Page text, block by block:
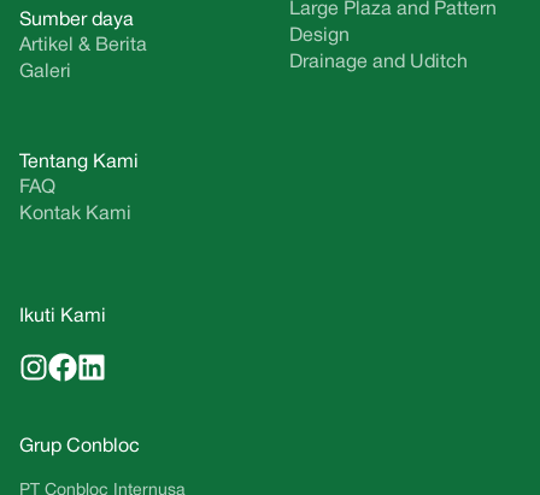
Tentang Kami
FAQ
Kontak Kami
Large Plaza and Pattern
Design
Drainage and Uditch
Sumber daya
Artikel & Berita
Galeri
Ikuti Kami
Grup Conbloc
PT Conbloc Internusa